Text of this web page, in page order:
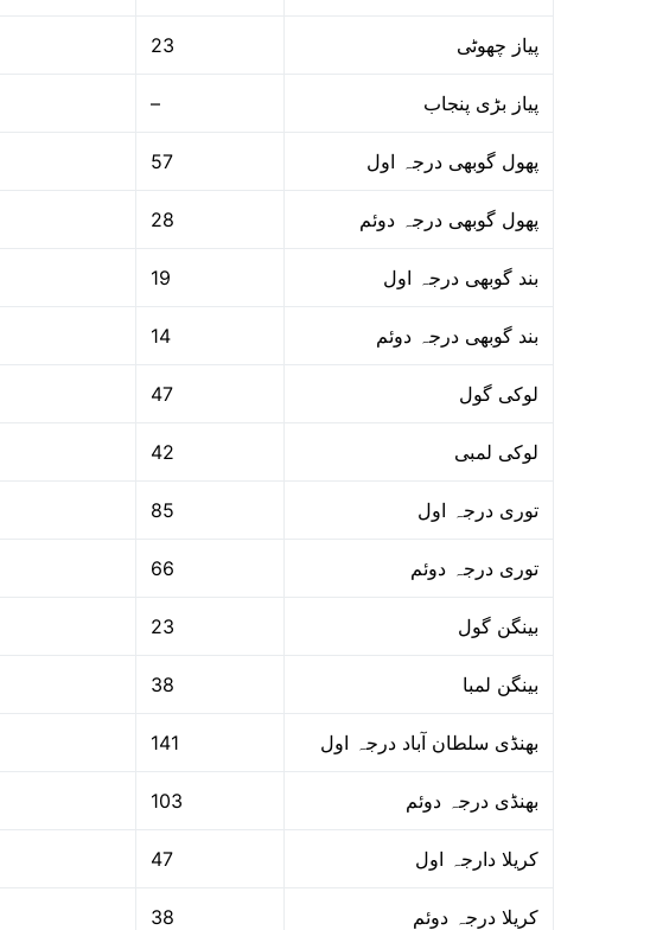
23 پیاز چھوٹی
– پیاز بڑی پنجاب
57 پھول گوبھی درجہ اول
28 پھول گوبھی درجہ دوئم
19 بند گوبھی درجہ اول
14 بند گوبھی درجہ دوئم
47 لوکی گول
42 لوکی لمبی
85 توری درجہ اول
66 توری درجہ دوئم
23 بینگن گول
38 بینگن لمبا
141 بھنڈی سلطان آباد درجہ اول
103 بھنڈی درجہ دوئم
47 کریلا دارجہ اول
38 کریلا درجہ دوئم